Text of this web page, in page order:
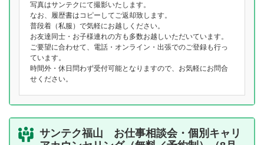
写真はサンテクにて撮影いたします。
なお、履歴書はコピーしてご返却致します。
普段着（私服）で気軽にお越しください。
お友達同士・お子様連れの方も多数お越しいただいています。
ご要望に合わせて、電話・オンライン・出張でのご登録も行っ
ています。
時間外・休日問わず受付可能となりますので、お気軽にお問合
せください。
サンテク福山 お仕事相談会・個別キャリ